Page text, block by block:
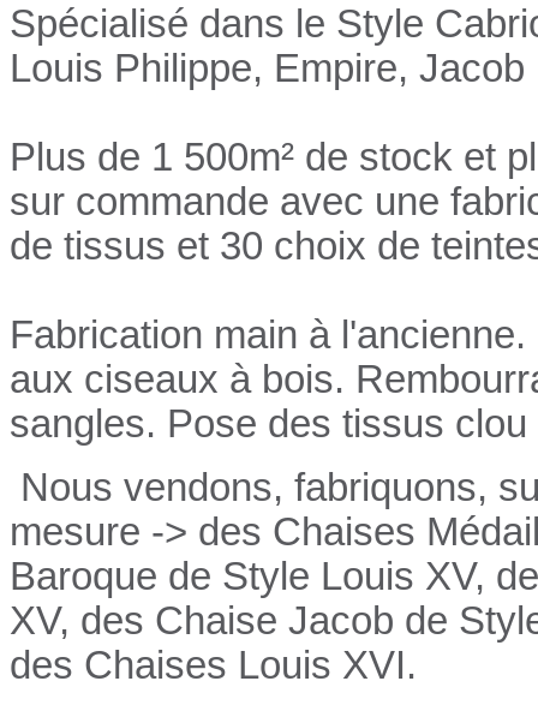
Spécialisé dans le Style
Louis Philippe, Empire,
Plus de 1 500m² de stock et
sur commande avec une
de tissus et 30 choix de
Fabrication main à
aux ciseaux à bois.
sangles. Pose des tissus
Nous vendons, fabriquons,
mesure -> des Chaises
Baroque de Style Louis XV,
XV, des Chaise Jacob de
des Chaises Louis XVI.